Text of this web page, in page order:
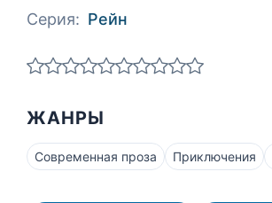
Серия: Рейн
ЖАНРЫ
Современная проза Приключения